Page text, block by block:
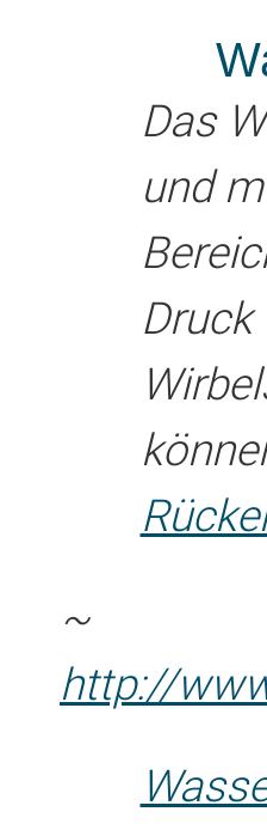
Das
und
Druck
~
http://